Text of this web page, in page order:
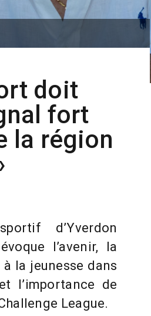
doit
fort
la région
d’Yverdon
l’avenir, la
la jeunesse dans
l’importance de
League.